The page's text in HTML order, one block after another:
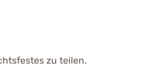
zu teilen.